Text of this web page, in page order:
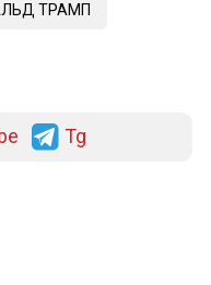
ТРАМП
Tg